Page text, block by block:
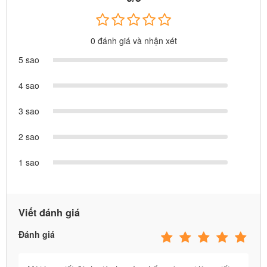
Đàn Organ thiết kế mô phỏng như thật cho
0 đánh giá và nhận xét
5 sao
4 sao
3 sao
2 sao
1 sao
Viết đánh giá
Đánh giá